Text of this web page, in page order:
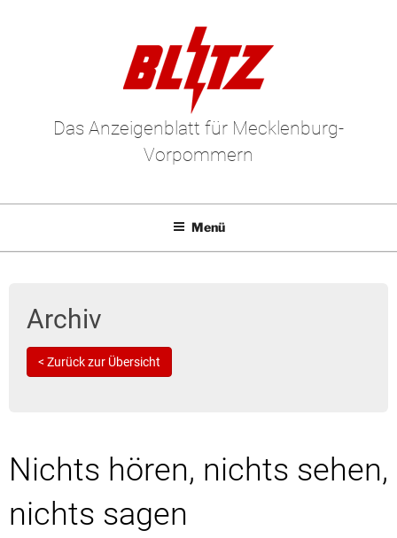
Das Anzeigenblatt für Mecklenburg-
Vorpommern
Menü
Leserbriefe lesen
Kontakt
Archiv
< Zurück zur Übersicht
Nichts hören, nichts sehen,
nichts sagen